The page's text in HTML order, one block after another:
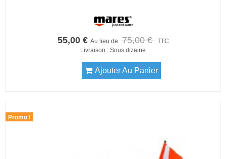
55,00 € Au lieu de 75,00 € TTC
Livraison : Sous dizaine
Ajouter Au Panier
Promo !